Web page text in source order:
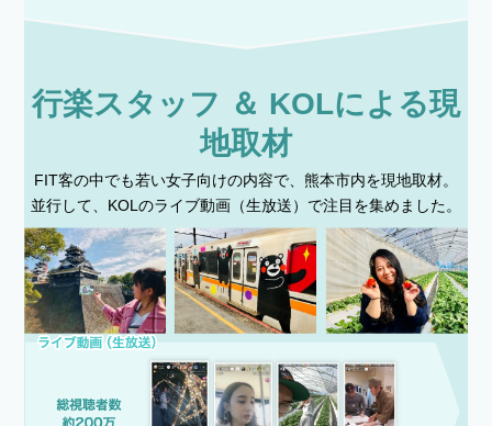
行楽スタッフ ＆ KOLによる現
地取材
FIT客の中でも若い女子向けの内容で、熊本市内を現地取材。
並行して、KOLのライブ動画（生放送）で注目を集めました。